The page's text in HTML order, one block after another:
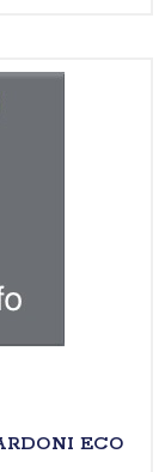
ECO